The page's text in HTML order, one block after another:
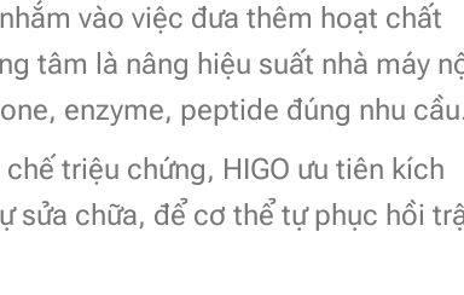
vào việc đưa thêm hoạt chất
tâm là nâng hiệu suất nhà máy
enzyme, peptide đúng nhu
triệu chứng, HIGO ưu tiên kích
sửa chữa, để cơ thể tự phục hồi